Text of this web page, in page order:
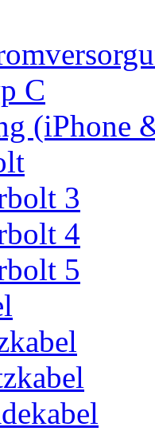
C
(iPhone
3
4
5